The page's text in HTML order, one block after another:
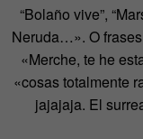
“Bolaño vive”,
Neruda…». O
«Merche, te he
«cosas totalmente
jajajaja. El